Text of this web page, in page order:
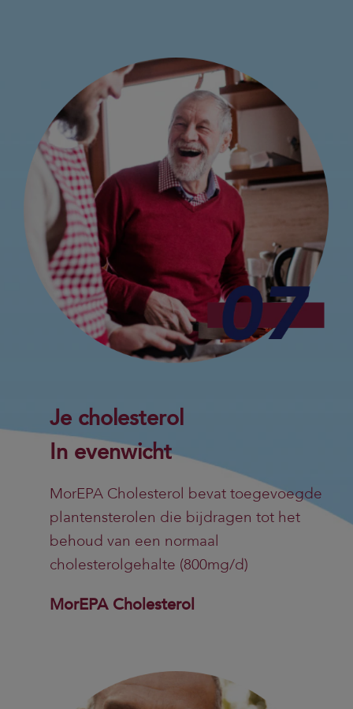
Je cholesterol
In evenwicht
MorEPA Cholesterol bevat toegevoegde
plantensterolen die bijdragen tot het
behoud van een normaal
cholesterolgehalte (800mg/d)
MorEPA Cholesterol